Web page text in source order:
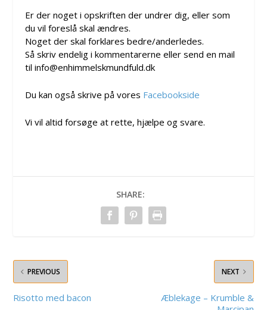
Er der noget i opskriften der undrer dig, eller som
du vil foreslå skal ændres.
Noget der skal forklares bedre/anderledes.
Så skriv endelig i kommentarerne eller send en mail
til info@enhimmelskmundfuld.dk
Du kan også skrive på vores Facebookside
Vi vil altid forsøge at rette, hjælpe og svare.
SHARE:
PREVIOUS
Risotto med bacon
NEXT
Æblekage – Krumble &